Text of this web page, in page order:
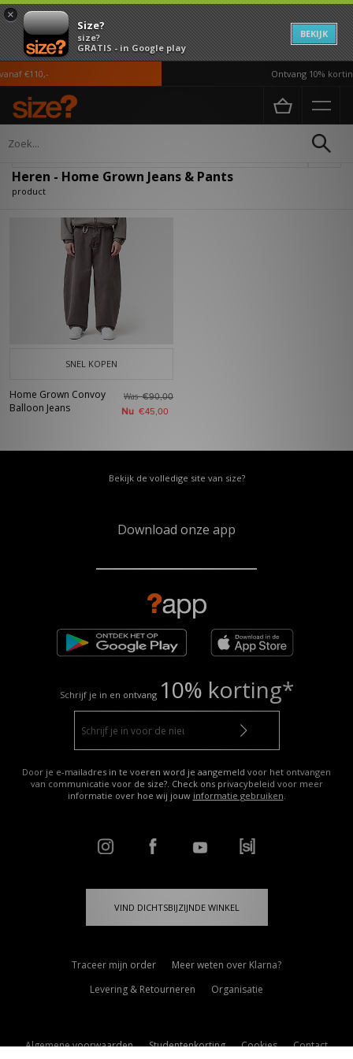
×
Size?
size?
GRATIS - in Google play
BEKIJK
€110,- Ontvang 10%
Home Heren
Heren - Home Grown Jeans & Pants
product
SNEL KOPEN
Home Grown Convoy
Balloon Jeans
Was€90,00
Nu €45,00
Bekijk de volledige site van size?
Download onze app
Schrijf je in en ontvang 10% korting*
Door je e-mailadres in te voeren word je aangemeld voor het ontvangen
van communicatie voor de size?. Check ons privacybeleid voor meer
informatie over hoe wij jouw informatie gebruiken.
VIND DICHTSBIJZIJNDE WINKEL
Traceer mijn order
Meer weten over Klarna?
Levering & Retourneren
Organisatie
Algemene voorwaarden Studentenkorting Cookies Contact